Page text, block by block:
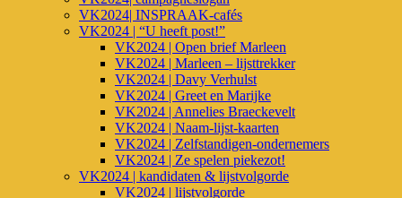
VK2024| INSPRAAK-cafés
VK2024 | “U heeft post!”
VK2024 | Open brief Marleen
VK2024 | Marleen – lijsttrekker
VK2024 | Davy Verhulst
VK2024 | Greet en Marijke
VK2024 | Annelies Braeckevelt
VK2024 | Naam-lijst-kaarten
VK2024 | Zelfstandigen-ondernemers
VK2024 | Ze spelen piekezot!
VK2024 | kandidaten & lijstvolgorde
VK2024 | lijstvolgorde